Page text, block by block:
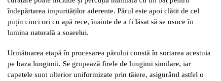
îndepărtarea impurităților aderente. Părul este apoi clătit de cel
puțin cinci ori cu apă rece, înainte de a fi lăsat să se usuce în
lumina naturală a soarelui.
Următoarea etapă în procesarea părului constă în sortarea acestuia
pe baza lungimii. Se grupează firele de lungimi similare, iar
capetele sunt ulterior uniformizate prin tăiere, asigurând astfel o